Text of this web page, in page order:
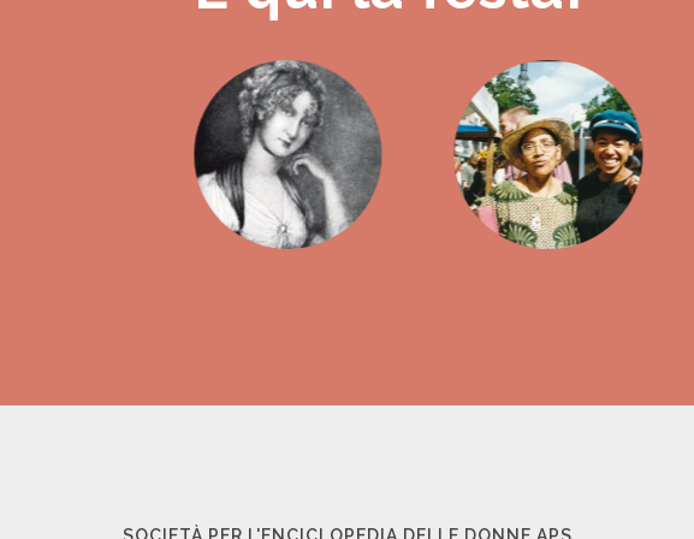
SOCIETÀ PER L'ENCICLOPEDIA DELLE DONNE APS